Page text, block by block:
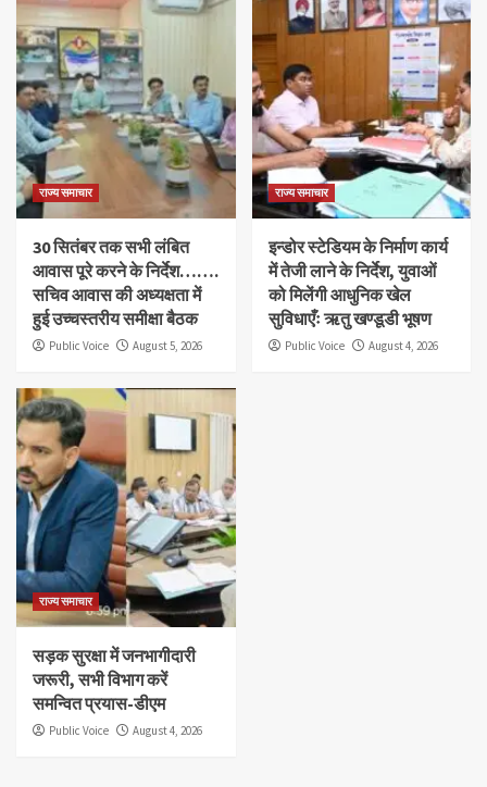
राज्य समाचार
30 सितंबर तक सभी लंबित
आवास पूरे करने के निर्देश…….
सचिव आवास की अध्यक्षता में
हुई उच्चस्तरीय समीक्षा बैठक
Public Voice August 5, 2026
राज्य समाचार
इन्डोर स्टेडियम के निर्माण कार्य
में तेजी लाने के निर्देश, युवाओं
को मिलेंगी आधुनिक खेल
सुविधाएँः ऋतु खण्डूडी भूषण
Public Voice August 4, 2026
राज्य समाचार
सड़क सुरक्षा में जनभागीदारी
जरूरी, सभी विभाग करें
समन्वित प्रयास-डीएम
Public Voice August 4, 2026